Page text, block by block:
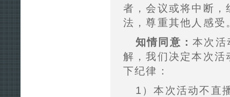
者，会议或将中断
法，尊重其他人感受
知情同意：本次活
解，我们决定本次
下纪律：
1）本次活动不直